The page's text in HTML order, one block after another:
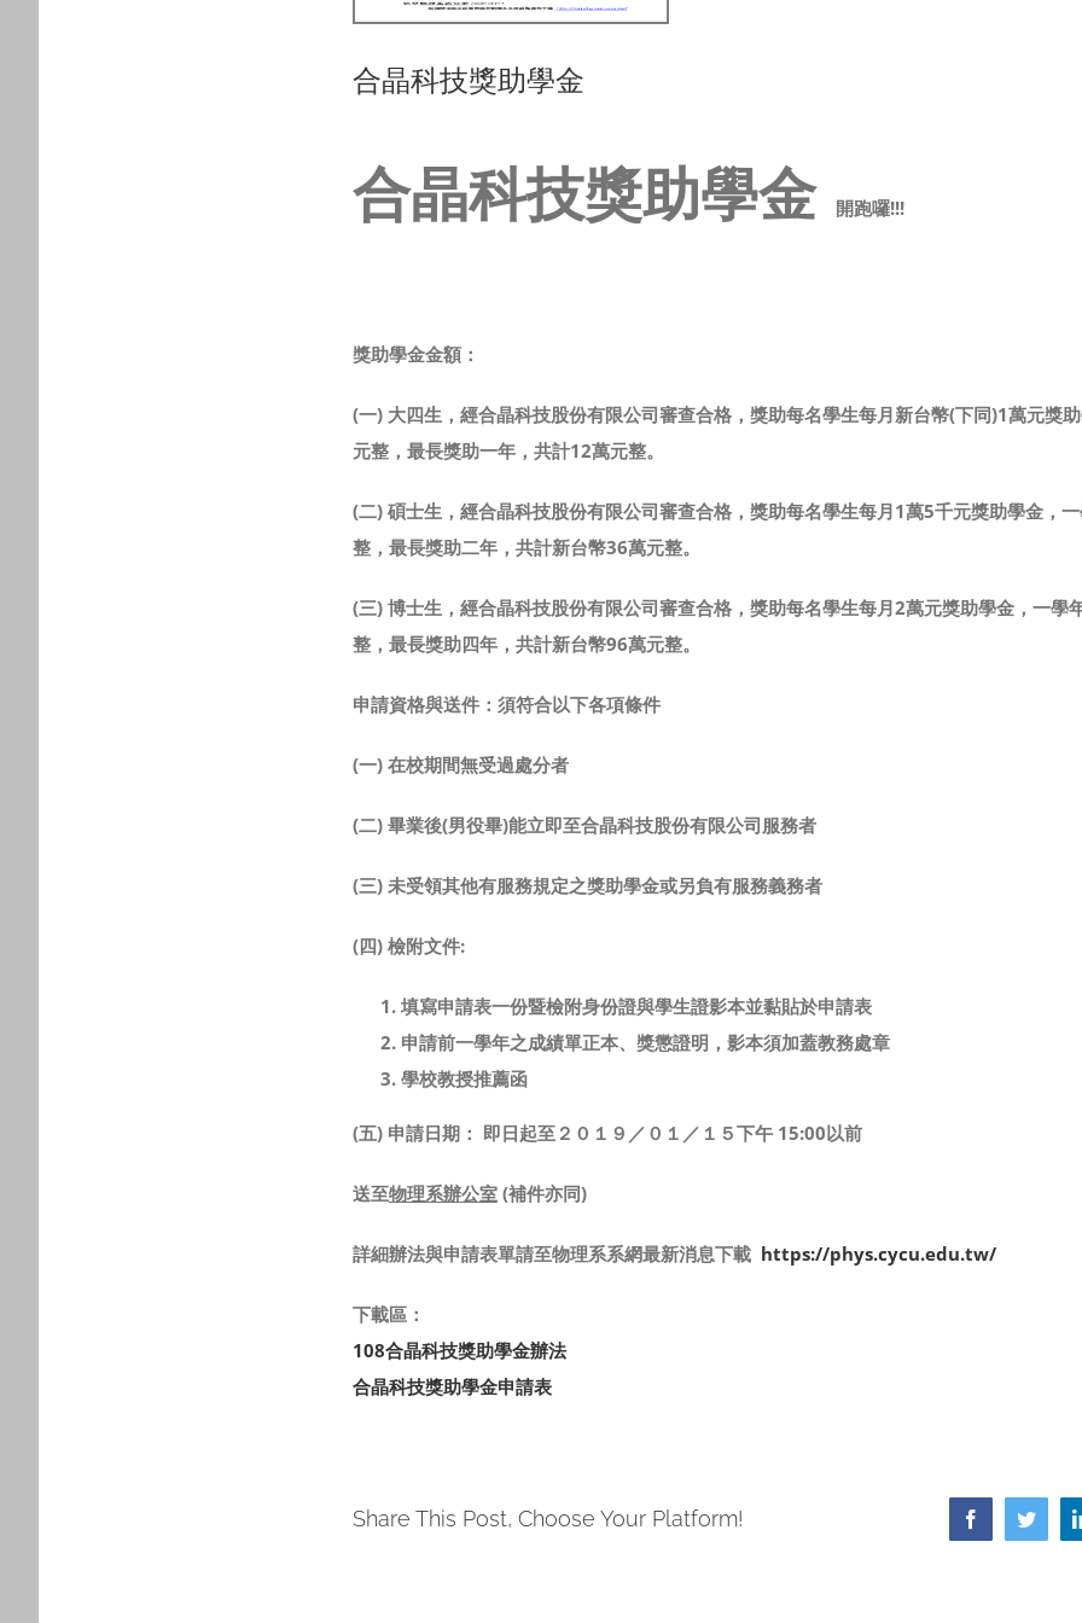
合晶科技獎助學金
合晶科技獎助學金 開跑囉!!!
獎助學金金額：
(一) 大四生，經合晶科技股份有限公司審查合格，獎助每名學生每月新台幣(下同)1萬元獎
元整，最長獎助一年，共計12萬元整。
(二) 碩士生，經合晶科技股份有限公司審查合格，獎助每名學生每月1萬5千元獎助學金，
整，最長獎助二年，共計新台幣36萬元整。
(三) 博士生，經合晶科技股份有限公司審查合格，獎助每名學生每月2萬元獎助學金，一學
整，最長獎助四年，共計新台幣96萬元整。
申請資格與送件： 須符合以下各項條件
(一) 在校期間無受過處分者
(二) 畢業後(男役畢)能立即至合晶科技股份有限公司服務者
(三) 未受領其他有服務規定之獎助學金或另負有服務義務者
(四) 檢附文件:
填寫申請表一份暨檢附身份證與學生證影本並黏貼於申請表
申請前一學年之成績單正本、獎懲證明，影本須加蓋教務處章
學校教授推薦函
(五) 申請日期： 即日起至２０１９／０１／１５下午 15:00以前
送至物理系辦公室(補件亦同)
詳細辦法與申請表單請至物理系系網最新消息下載 https://phys.cycu.edu.tw/
下載區：
108合晶科技獎助學金辦法
合晶科技獎助學金申請表
Share This Post, Choose Your Platform! Facebook